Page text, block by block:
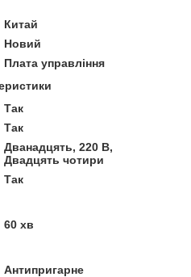
Китай
Новий
Плата управління
Так
Так
Дванадцять, 220 В,
Двадцять чотири
Так
60 хв
Антипригарне